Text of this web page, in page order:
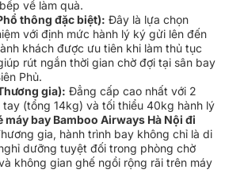
về làm quà.
thông đặc biệt): Đây là lựa chọn
với định mức hành lý ký gửi lên đến
khách được ưu tiên khi làm thủ tục
rút ngắn thời gian chờ đợi tại sân bay
Phủ.
gia): Đẳng cấp cao nhất với 2
tay (tổng 14kg) và tối thiểu 40kg hành lý
máy bay Bamboo Airways Hà Nội đi
gia, hành trình bay không chỉ là di
dưỡng tuyệt đối trong phòng chờ
không gian ghế ngồi rộng rãi trên máy